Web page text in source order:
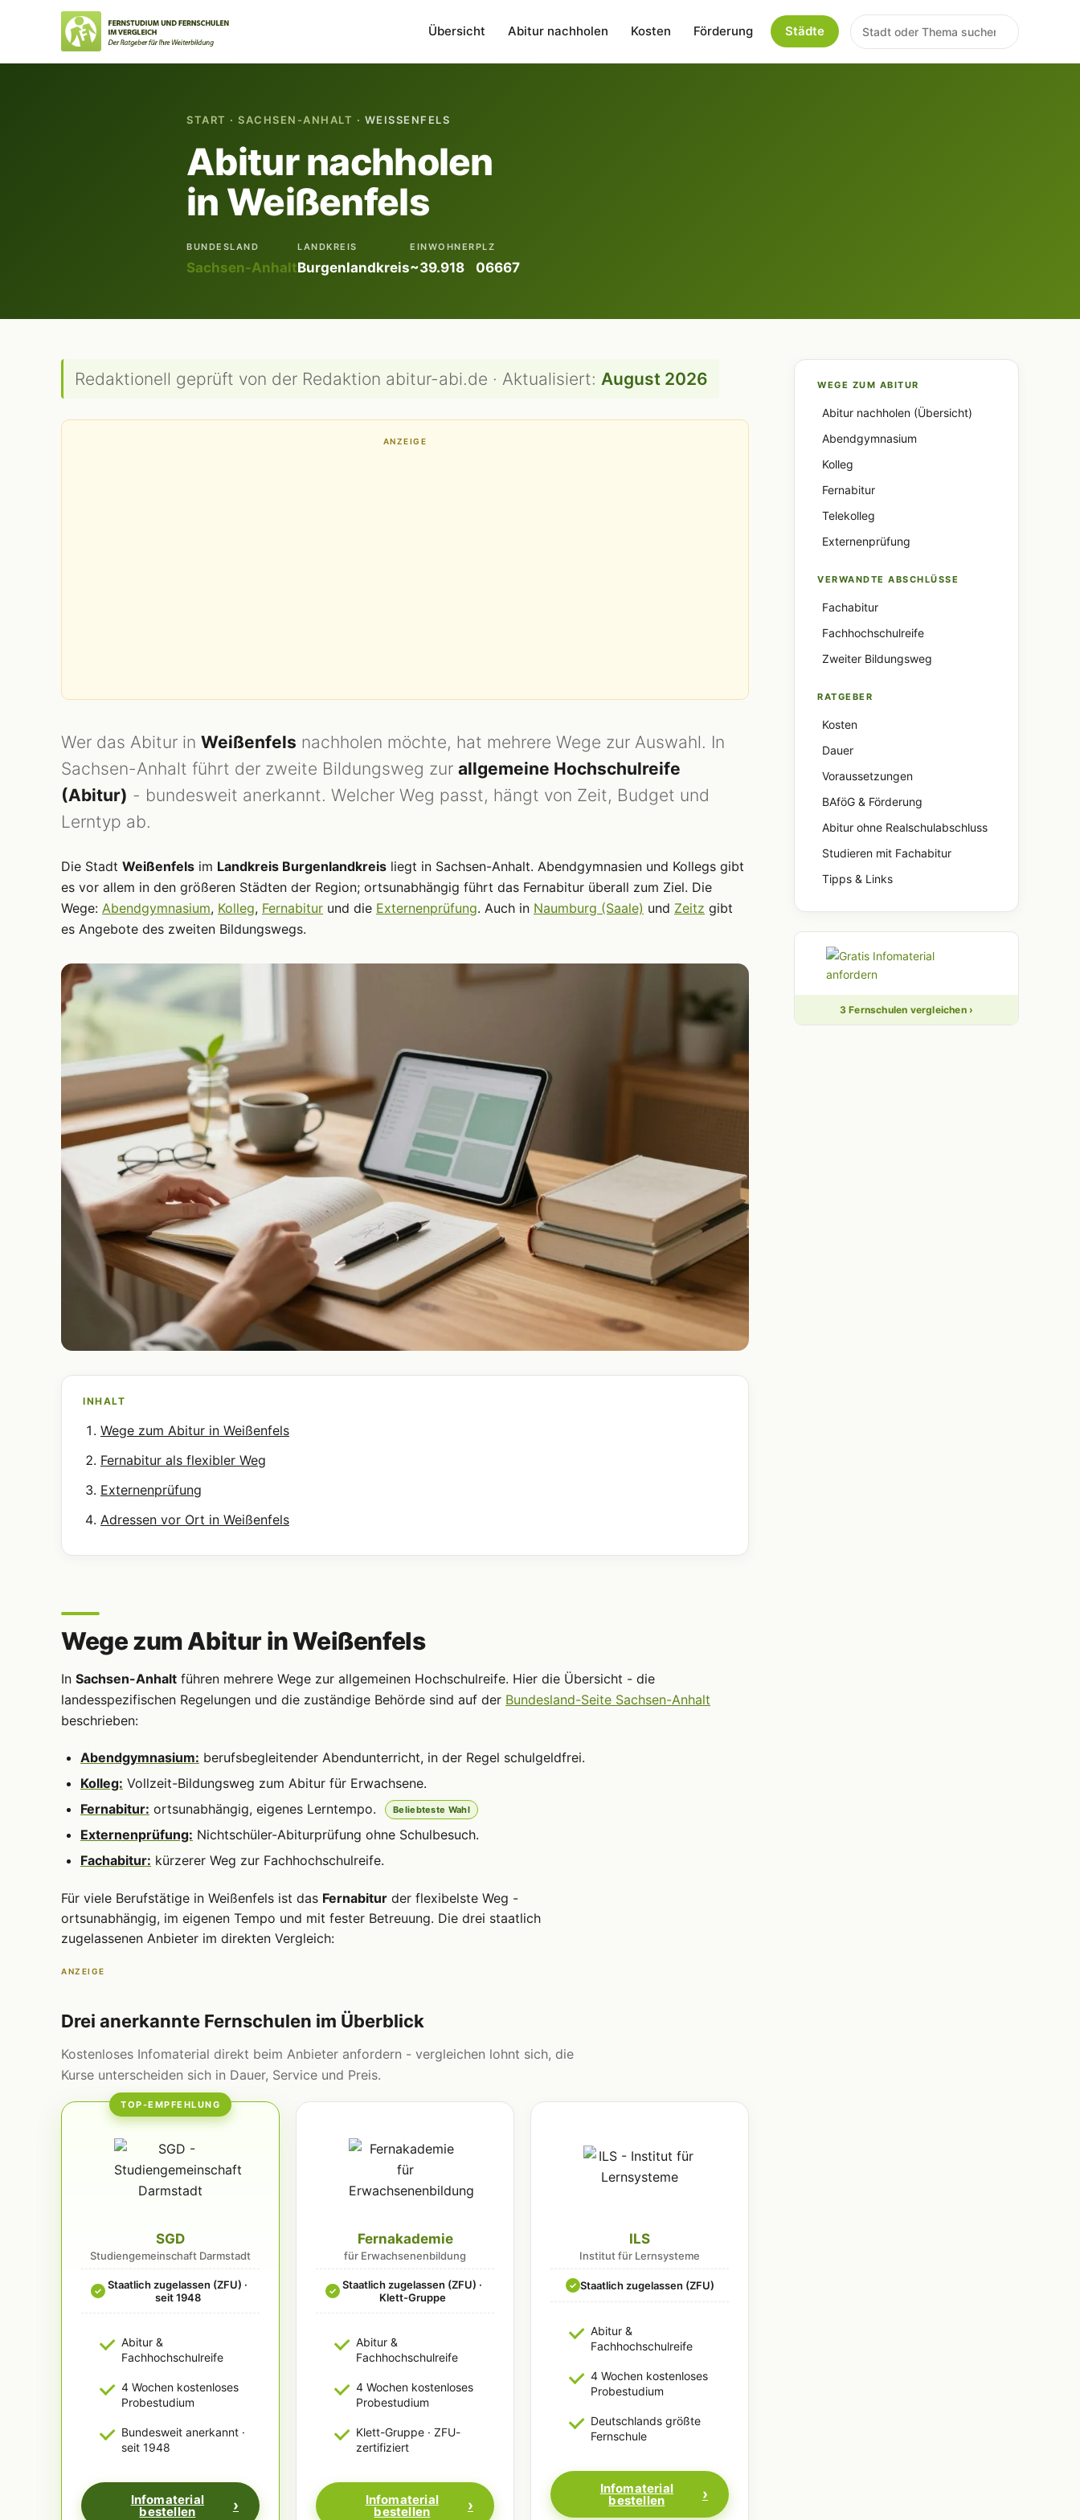
Übersicht Abitur nachholen Kosten Förderung Städte
START · SACHSEN-ANHALT · WEISSENFELS
Abitur nachholen
in Weißenfels
BUNDESLAND
Sachsen-Anhalt
LANDKREIS
Burgenlandkreis
EINWOHNER
~39.918
PLZ
06667
Redaktionell geprüft von der Redaktion abitur-abi.de · Aktualisiert: August 2026
ANZEIGE
Wer das Abitur in Weißenfels nachholen möchte, hat mehrere Wege zur Auswahl. In
Sachsen-Anhalt führt der zweite Bildungsweg zur allgemeine Hochschulreife
(Abitur) - bundesweit anerkannt. Welcher Weg passt, hängt von Zeit, Budget und
Lerntyp ab.
Die Stadt Weißenfels im Landkreis Burgenlandkreis liegt in Sachsen-Anhalt. Abendgymnasien und Kollegs gibt
es vor allem in den größeren Städten der Region; ortsunabhängig führt das Fernabitur überall zum Ziel. Die
Wege: Abendgymnasium, Kolleg, Fernabitur und die Externenprüfung. Auch in Naumburg (Saale) und Zeitz gibt
es Angebote des zweiten Bildungswegs.
INHALT
Wege zum Abitur in Weißenfels
Fernabitur als flexibler Weg
Externenprüfung
Adressen vor Ort in Weißenfels
Wege zum Abitur in Weißenfels
In Sachsen-Anhalt führen mehrere Wege zur allgemeinen Hochschulreife. Hier die Übersicht - die
landesspezifischen Regelungen und die zuständige Behörde sind auf der Bundesland-Seite Sachsen-Anhalt
beschrieben:
Abendgymnasium: berufsbegleitender Abendunterricht, in der Regel schulgeldfrei.
Kolleg: Vollzeit-Bildungsweg zum Abitur für Erwachsene.
Fernabitur: ortsunabhängig, eigenes Lerntempo. Beliebteste Wahl
Externenprüfung: Nichtschüler-Abiturprüfung ohne Schulbesuch.
Fachabitur: kürzerer Weg zur Fachhochschulreife.
Für viele Berufstätige in Weißenfels ist das Fernabitur der flexibelste Weg -
ortsunabhängig, im eigenen Tempo und mit fester Betreuung. Die drei staatlich
zugelassenen Anbieter im direkten Vergleich:
ANZEIGE
Drei anerkannte Fernschulen im Überblick
Kostenloses Infomaterial direkt beim Anbieter anfordern - vergleichen lohnt sich, die
Kurse unterscheiden sich in Dauer, Service und Preis.
TOP-EMPFEHLUNG
SGD
Studiengemeinschaft Darmstadt
✓ Staatlich zugelassen (ZFU) ·
seit 1948
Abitur &
Fachhochschulreife
4 Wochen kostenloses
Probestudium
Bundesweit anerkannt ·
seit 1948
Infomaterial
bestellen
Fernakademie
für Erwachsenenbildung
✓ Staatlich zugelassen (ZFU) ·
Klett-Gruppe
Abitur &
Fachhochschulreife
4 Wochen kostenloses
Probestudium
Klett-Gruppe · ZFU-
zertifiziert
Infomaterial
bestellen
ILS
Institut für Lernsysteme
✓ Staatlich zugelassen (ZFU)
Abitur &
Fachhochschulreife
4 Wochen kostenloses
Probestudium
Deutschlands größte
Fernschule
Infomaterial
bestellen
WEGE ZUM ABITUR
Abitur nachholen (Übersicht)
Abendgymnasium
Kolleg
Fernabitur
Telekolleg
Externenprüfung
VERWANDTE ABSCHLÜSSE
Fachabitur
Fachhochschulreife
Zweiter Bildungsweg
RATGEBER
Kosten
Dauer
Voraussetzungen
BAföG & Förderung
Abitur ohne Realschulabschluss
Studieren mit Fachabitur
Tipps & Links
3 Fernschulen vergleichen ›